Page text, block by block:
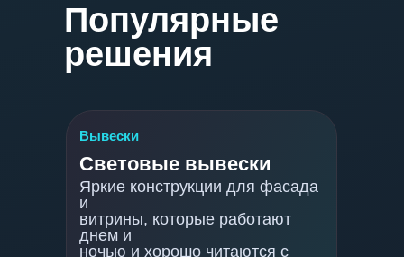
Популярные
решения
Световые вывески
Вывески
Яркие конструкции для фасада
и
витрины, которые работают
днем и
ночью и хорошо читаются с